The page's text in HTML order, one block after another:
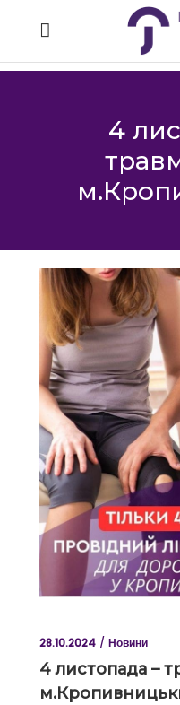
4
28.10.2024 Новини
4 листопада –